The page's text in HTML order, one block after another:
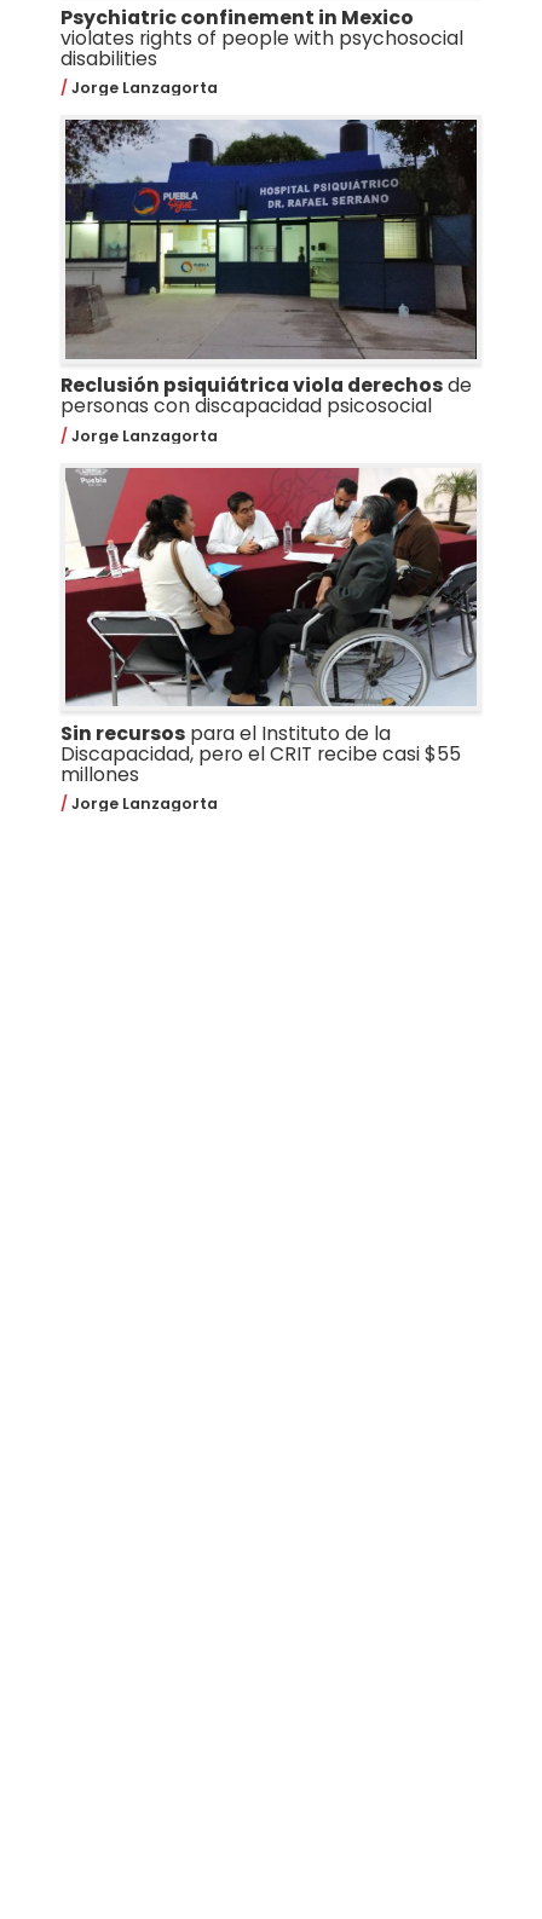
Psychiatric confinement in Mexico
violates rights of people with psychosocial
disabilities
Jorge Lanzagorta
Reclusión psiquiátrica viola derechosde
personas con discapacidad psicosocial
Jorge Lanzagorta
Sin recursospara el Instituto de la
Discapacidad, pero el CRIT recibe casi $55
millones
Jorge Lanzagorta